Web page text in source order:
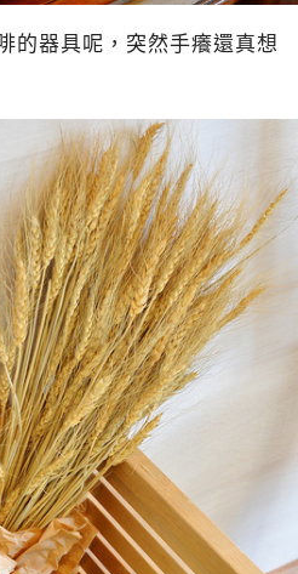
的器具呢，突然手癢還真想